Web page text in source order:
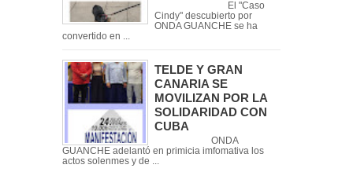
El "Caso
Cindy" descubierto por
ONDA GUANCHE se ha
convertido en ...
TELDE Y GRAN
CANARIA SE
MOVILIZAN POR LA
SOLIDARIDAD CON
CUBA
ONDA
GUANCHE adelantó en primicia imfomativa los
actos solenmes y de ...